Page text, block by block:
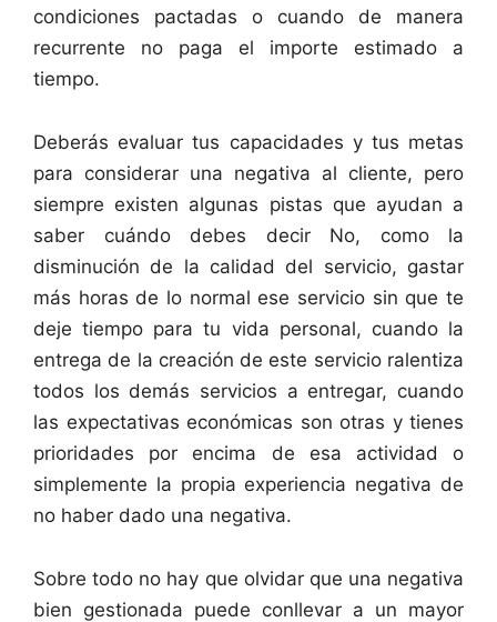
condiciones pactadas o cuando de manera
recurrente no paga el importe estimado a
tiempo.
Deberás evaluar tus capacidades y tus metas
para considerar una negativa al cliente, pero
siempre existen algunas pistas que ayudan a
saber cuándo debes decir No, como la
disminución de la calidad del servicio, gastar
más horas de lo normal ese servicio sin que te
deje tiempo para tu vida personal, cuando la
entrega de la creación de este servicio ralentiza
todos los demás servicios a entregar, cuando
las expectativas económicas son otras y tienes
prioridades por encima de esa actividad o
simplemente la propia experiencia negativa de
no haber dado una negativa.
Sobre todo no hay que olvidar que una negativa
bien gestionada puede conllevar a un mayor